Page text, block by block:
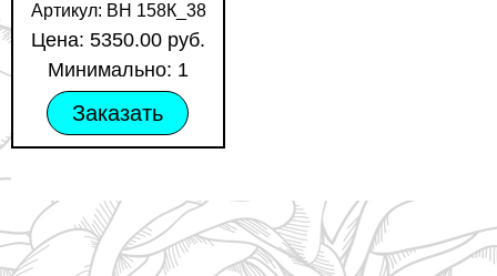
Артикул: ВН 158К_38
Цена: 5350.00 руб.
Минимально: 1
Заказать